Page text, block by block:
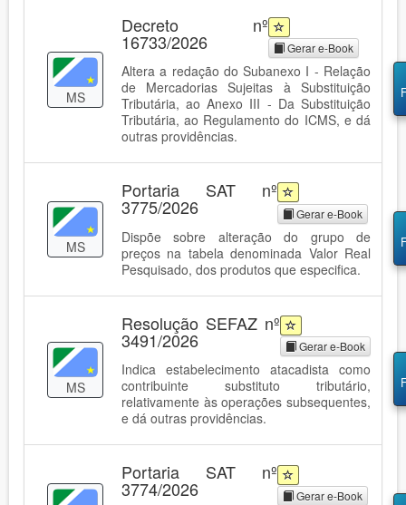
MS
Decreto nº
16733/2026 Gerar e-Book
Altera a redação do Subanexo I - Relação
de Mercadorias Sujeitas à Substituição
Tributária, ao Anexo III - Da Substituição
Tributária, ao Regulamento do ICMS, e dá
outras providências.
MS
Portaria SAT nº
3775/2026 Gerar e-Book
Dispõe sobre alteração do grupo de
preços na tabela denominada Valor Real
Pesquisado, dos produtos que especifica.
MS
Resolução SEFAZ nº
3491/2026 Gerar e-Book
Indica estabelecimento atacadista como
contribuinte substituto tributário,
relativamente às operações subsequentes,
e dá outras providências.
Portaria SAT nº
3774/2026 Gerar e-Book